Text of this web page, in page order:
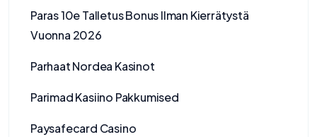
Paras 10e Talletus Bonus Ilman Kierrätystä
Vuonna 2026
Parhaat Nordea Kasinot
Parimad Kasiino Pakkumised
Paysafecard Casino